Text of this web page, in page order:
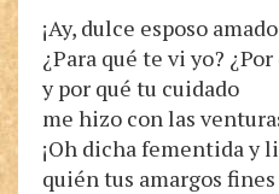
¡Ay, dulce esposo
¿Para qué te vi yo?
y por qué tu cuidado
me hizo con las
¡Oh dicha fementida y
quién tus amargos